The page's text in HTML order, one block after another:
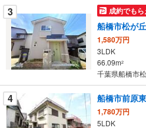
ジ
に
保
存
す
る
3 成約でもら
船橋市松が
1,580万円
3LDK
66.09m2
千葉県船橋市
4 船橋市前原
1,780万円
5LDK